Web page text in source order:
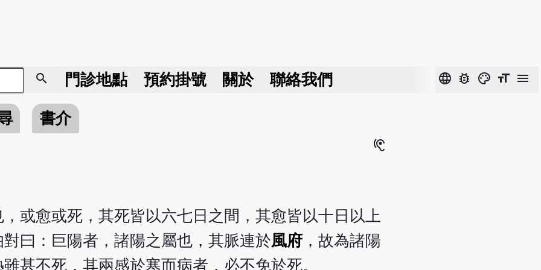
search 門診地點 預約掛號 關於 聯絡我們 language bug_report color_lens format_size menu
書介
hearing
或愈或死，其死皆以六七日之間，其愈皆以十日以上
曰：巨陽者，諸陽之屬也，其脈連於風府，故為諸陽
甚不死，其兩感於寒而病者，必不免於死。